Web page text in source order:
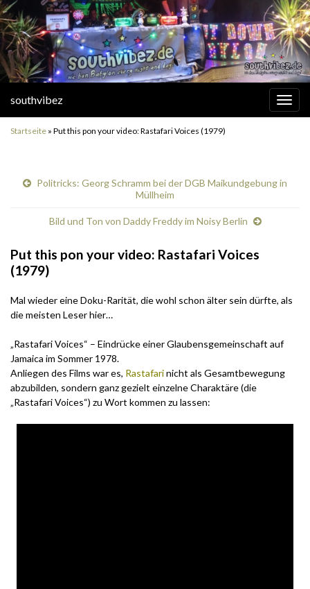
southvibez
Startseite » Put this pon your video: Rastafari Voices (1979)
Politricks: Georg Schramm bei der DGB Maikundgebung in
Müllheim
Bild und Ton von Daddy Freddy im Noisy Berlin
Put this pon your video: Rastafari Voices
(1979)
Mal wieder eine Doku-Rarität, die wohl schon älter sein dürfte, als
die meisten Leser hier…
„Rastafari Voices“ – Eindrücke einer Glaubensgemeinschaft auf
Jamaica im Sommer 1978.
Anliegen des Films war es, Rastafarinicht als Gesamtbewegung
abzubilden, sondern ganz gezielt einzelne Charaktäre (die
„Rastafari Voices“) zu Wort kommen zu lassen: